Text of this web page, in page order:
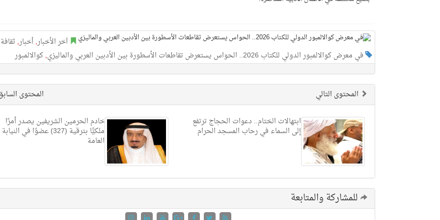
آخر الأخبار,أخبار,
في معرض كوالالمبور الدولي للكتاب 2026.. الحواس يستعرض تقاطعات الأسطورة بين الأدبين العربي والماليزي
,كوالالمبور
المحتوى المحتوى التالي
خادم الحرمين الشريفين يصدر أمرًا
ملكيًّا بترقية (327) عضوًا في النيابة
العامة
ابتهالات الختام.. دعوات الحجاج ترتفع
إلى السماء في رحاب المسجد الحرام
للمشاركة والمتابعة